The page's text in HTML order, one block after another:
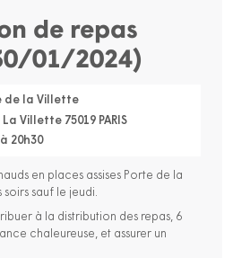
de repas
01/2024)
de la Villette
Villette 75019 PARIS
20h30
en places assises Porte de la
sauf le jeudi.
à la distribution des repas, 6
chaleureuse, et assurer un